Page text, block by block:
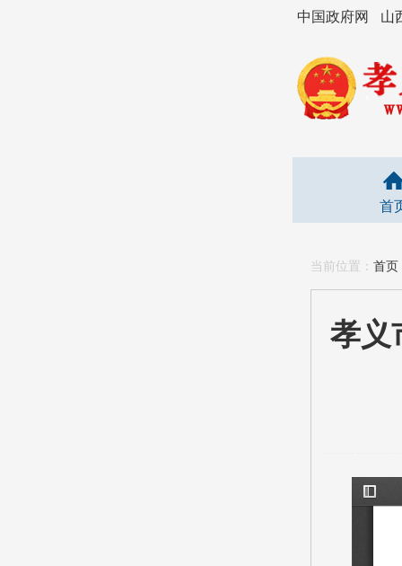
中国政府网 山
首
当前位置： 首页
孝义